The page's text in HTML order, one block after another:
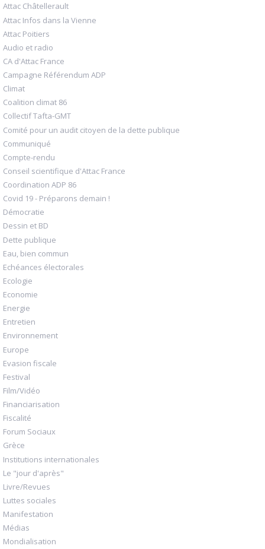
Attac Châtellerault
Attac Infos dans la Vienne
Attac Poitiers
Audio et radio
CA d'Attac France
Campagne Référendum ADP
Climat
Coalition climat 86
Collectif Tafta-GMT
Comité pour un audit citoyen de la dette publique
Communiqué
Compte-rendu
Conseil scientifique d'Attac France
Coordination ADP 86
Covid 19 - Préparons demain !
Démocratie
Dessin et BD
Dette publique
Eau, bien commun
Echéances électorales
Ecologie
Economie
Energie
Entretien
Environnement
Europe
Evasion fiscale
Festival
Film/Vidéo
Financiarisation
Fiscalité
Forum Sociaux
Grèce
Institutions internationales
Le "jour d'après"
Livre/Revues
Luttes sociales
Manifestation
Médias
Mondialisation